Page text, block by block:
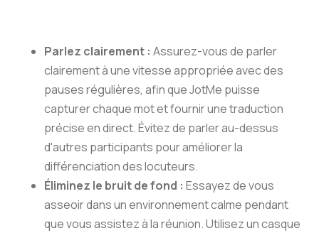
Parlez clairement :Assurez-vous de parler
clairement à une vitesse appropriée avec des
pauses régulières, afin que JotMe puisse
capturer chaque mot et fournir une traduction
précise en direct. Évitez de parler au-dessus
d'autres participants pour améliorer la
différenciation des locuteurs.
Éliminez le bruit de fond :Essayez de vous
asseoir dans un environnement calme pendant
que vous assistez à la réunion. Utilisez un casque